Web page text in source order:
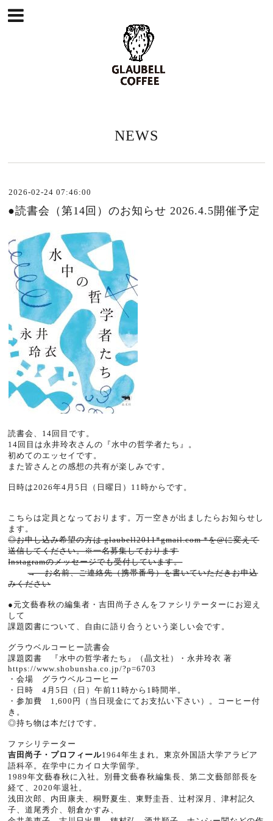
NEWS
2026-02-24 07:46:00
●読書会（第14回）のお知らせ 2026.4.5開催予定
読書会、14回目です。
14回目は永井玲衣さんの『水中の哲学者たち』。
初めてのエッセイです。
また皆さんとの感想の共有が楽しみです。
日時は2026年4月5日（日曜日） 11時からです。
こちらは定員となっております。万一空きが出ましたらお知らせし
ます。
◎お申し込み希望の方は glaubell2011*gmail.com *を@に変えて
送信してください。※一名募集しております
Instagramのメッセージでも受付しています。
→ お名前、ご連絡先（携帯番号）を書いていただきお申込
みください
●元文藝春秋の編集者・吉田尚子さんをファシリテーターにお迎え
して
課題図書について、自由に語り合うという楽しい会です。
グラウベルコーヒー読書会
課題図書 『水中の哲学者たち』（晶文社）・永井玲衣 著
https://www.shobunsha.co.jp/?p=6703
・会場 グラウベルコーヒー
・日時 4月5日（日）午前11時から 1時間半。
・参加費 1,600 円（当日現金にてお支払い下さい）。コーヒー付
き。
◎持ち物は本だけです。
ファシリテーター
吉田尚子・プロフィール1964年生まれ。東京外国語大学アラビア
語科卒。在学中にカイロ大学留学。
1989年文藝春秋に入社。別冊文藝春秋編集長、第二文藝部部長を
経て、2020年退社。
浅田次郎、内田康夫、桐野夏生、東野圭吾、辻村深月、津村記久
子、道尾秀介、朝倉かすみ、